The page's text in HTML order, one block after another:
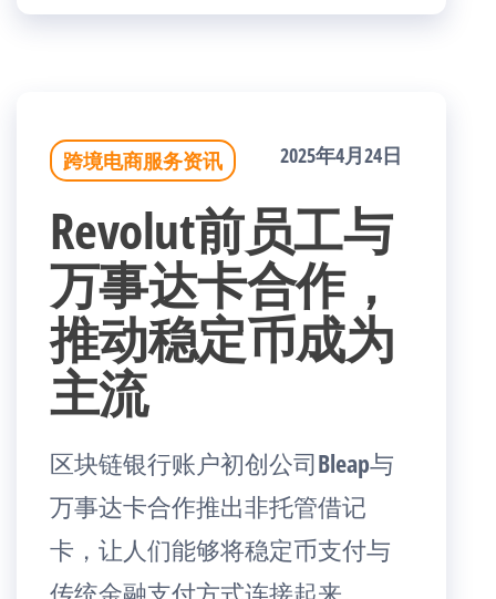
跨境电商服务资讯 2025年4月24日
Revolut前员工与
万事达卡合作，
推动稳定币成为
主流
区块链银行账户初创公司Bleap与
万事达卡合作推出非托管借记
卡，让人们能够将稳定币支付与
传统金融支付方式连接起来。